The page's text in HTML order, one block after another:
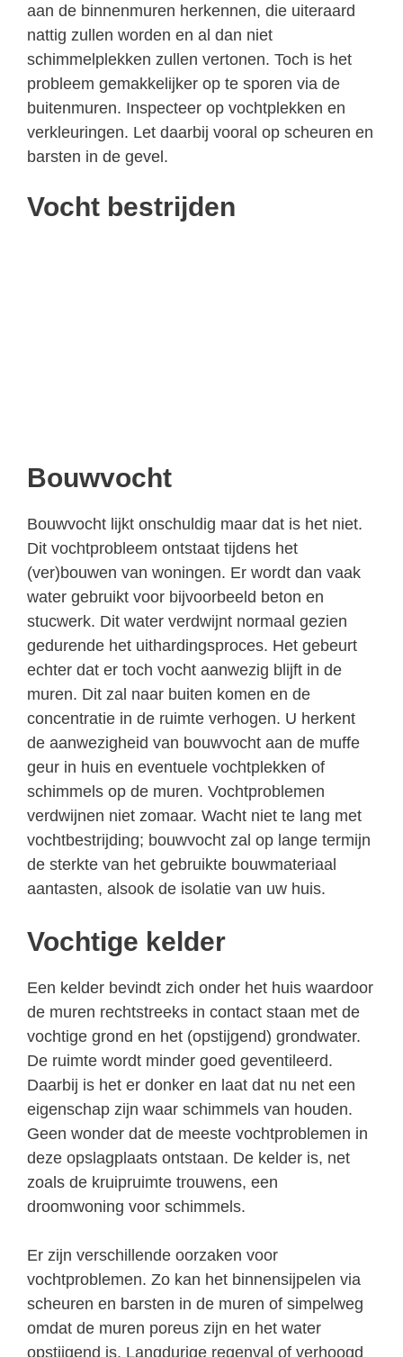
aan de binnenmuren herkennen, die uiteraard
nattig zullen worden en al dan niet
schimmelplekken zullen vertonen. Toch is het
probleem gemakkelijker op te sporen via de
buitenmuren. Inspecteer op vochtplekken en
verkleuringen. Let daarbij vooral op scheuren en
barsten in de gevel.
Vocht bestrijden
Bouwvocht
Bouwvocht lijkt onschuldig maar dat is het niet.
Dit vochtprobleem ontstaat tijdens het
(ver)bouwen van woningen. Er wordt dan vaak
water gebruikt voor bijvoorbeeld beton en
stucwerk. Dit water verdwijnt normaal gezien
gedurende het uithardingsproces. Het gebeurt
echter dat er toch vocht aanwezig blijft in de
muren. Dit zal naar buiten komen en de
concentratie in de ruimte verhogen. U herkent
de aanwezigheid van bouwvocht aan de muffe
geur in huis en eventuele vochtplekken of
schimmels op de muren. Vochtproblemen
verdwijnen niet zomaar. Wacht niet te lang met
vochtbestrijding; bouwvocht zal op lange termijn
de sterkte van het gebruikte bouwmateriaal
aantasten, alsook de isolatie van uw huis.
Vochtige kelder
Een kelder bevindt zich onder het huis waardoor
de muren rechtstreeks in contact staan met de
vochtige grond en het (opstijgend) grondwater.
De ruimte wordt minder goed geventileerd.
Daarbij is het er donker en laat dat nu net een
eigenschap zijn waar schimmels van houden.
Geen wonder dat de meeste vochtproblemen in
deze opslagplaats ontstaan. De kelder is, net
zoals de kruipruimte trouwens, een
droomwoning voor schimmels.
Er zijn verschillende oorzaken voor
vochtproblemen. Zo kan het binnensijpelen via
scheuren en barsten in de muren of simpelweg
omdat de muren poreus zijn en het water
opstijgend is. Langdurige regenval of verhoogd